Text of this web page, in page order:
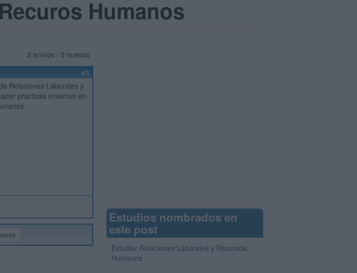
Humanos
2 envíos / 0 nuevos
#1
Relaciones Laborales y
practicas erasmus en
Estudios nombrados en
este post
Estudiar Relaciones Laborales y Recursos
Humanos